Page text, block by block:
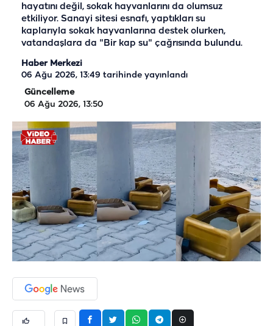
hayatını değil, sokak hayvanlarını da olumsuz
etkiliyor. Sanayi sitesi esnafı, yaptıkları su
kaplarıyla sokak hayvanlarına destek olurken,
vatandaşlara da "Bir kap su" çağrısında bulundu.
Haber Merkezi
06 Ağu 2026, 13:49 tarihinde yayınlandı
Güncelleme
06 Ağu 2026, 13:50